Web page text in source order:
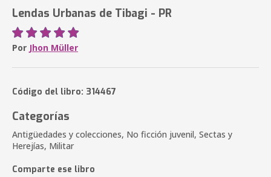
Lendas Urbanas de Tibagi - PR
Por Jhon Müller
Código del libro: 314467
Categorías
Antigüedades y colecciones, No ficción juvenil, Sectas y
Herejías, Militar
Comparte ese libro